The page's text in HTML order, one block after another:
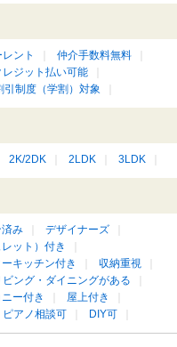
ント
仲介手数料無料
レジット払い可能
引制度（学割）対象
2K/2DK 2LDK 3LDK
済み
デザイナーズ
ット）付き
キッチン付き
収納重視
ビング・ダイニングがある
ー付き
屋上付き
ピアノ相談可 DIY可